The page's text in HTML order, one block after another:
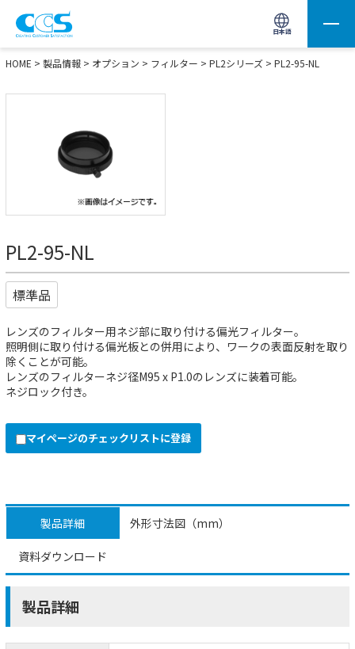
日本語
画像処理用の製品検索 サイト内検索(Enterで実行)
HOME > 製品情報 > オプション > フィルター > PL2シリーズ > PL2-95-NL
PL2-95-NL
標準品
レンズのフィルター用ネジ部に取り付ける偏光フィルター。
照明側に取り付ける偏光板との併用により、ワークの表面反射を取り
除くことが可能。
レンズのフィルターネジ径M95 x P1.0のレンズに装着可能。
ネジロック付き。
マイページのチェックリストに登録
製品詳細 外形寸法図（mm）
資料ダウンロード
製品詳細